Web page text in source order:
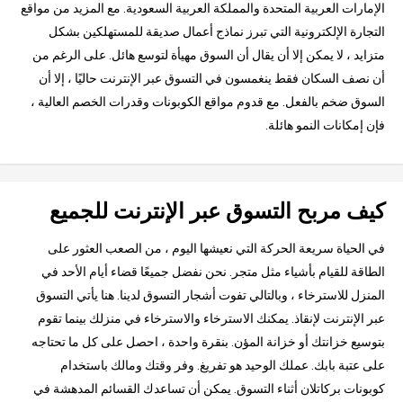
الإمارات العربية المتحدة والمملكة العربية السعودية. مع المزيد من مواقع
التجارة الإلكترونية التي تبرز نماذج أعمال صديقة للمستهلكين بشكل
متزايد ، لا يمكن إلا أن يقال أن السوق مهيأة لتوسع هائل. على الرغم من
أن نصف السكان فقط ينغمسون في التسوق عبر الإنترنت حاليًا ، إلا أن
السوق ضخم بالفعل. مع قدوم مواقع الكوبونات وقدرات الخصم العالية ،
فإن إمكانات النمو هائلة.
كيف مربح التسوق عبر الإنترنت للجميع
في الحياة سريعة الحركة التي نعيشها اليوم ، من الصعب العثور على
الطاقة للقيام بأشياء مثل متجر. نحن نفضل جميعًا قضاء أيام الأحد في
المنزل للاسترخاء ، وبالتالي تفوت أشجار التسوق لدينا. هنا يأتي التسوق
عبر الإنترنت لإنقاذ. يمكنك الاسترخاء والاسترخاء في منزلك بينما تقوم
بتوسيع خزانتك أو خزانة المؤن. بنقرة واحدة ، احصل على كل ما تحتاجه
على عتبة بابك. عملك الوحيد هو تفريغ. وفر وقتك ومالك باستخدام
كوبونات بركاتلان أثناء التسوق. يمكن أن تساعدك القسائم المدهشة في